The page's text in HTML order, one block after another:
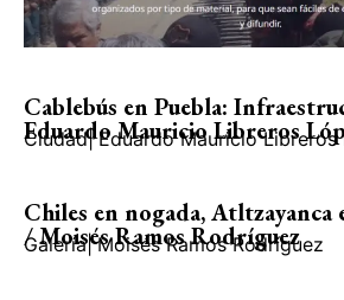
Cablebús en Puebla:
Eduardo Mauricio Libreros
Ciudad| Eduardo Mauricio Libreros
Chiles en nogada, Atltzayanca
/ Moisés Ramos Rodríguez
Galería| Moisés Ramos Rodríguez